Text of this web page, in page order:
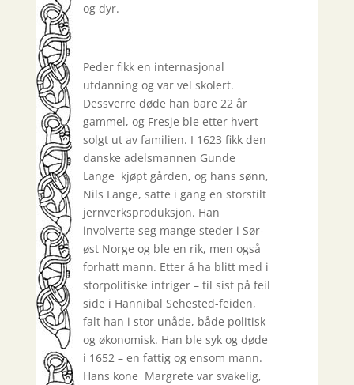
og dyr.
Peder fikk en internasjonal
utdanning og var vel skolert.
Dessverre døde han bare 22 år
gammel, og Fresje ble etter hvert
solgt ut av familien. I 1623 fikk den
danske adelsmannen Gunde
Lange kjøpt gården, og hans sønn,
Nils Lange, satte i gang en storstilt
jernverksproduksjon. Han
involverte seg mange steder i Sør-
øst Norge og ble en rik, men også
forhatt mann. Etter å ha blitt med i
storpolitiske intriger – til sist på feil
side i Hannibal Sehested-feiden,
falt han i stor unåde, både politisk
og økonomisk. Han ble syk og døde
i 1652 – en fattig og ensom mann.
Hans kone Margrete var svakelig,